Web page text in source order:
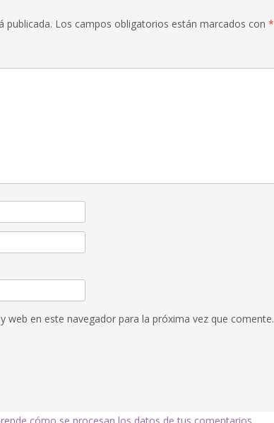
publicada. Los campos obligatorios están marcados con *
web en este navegador para la próxima vez que comente.